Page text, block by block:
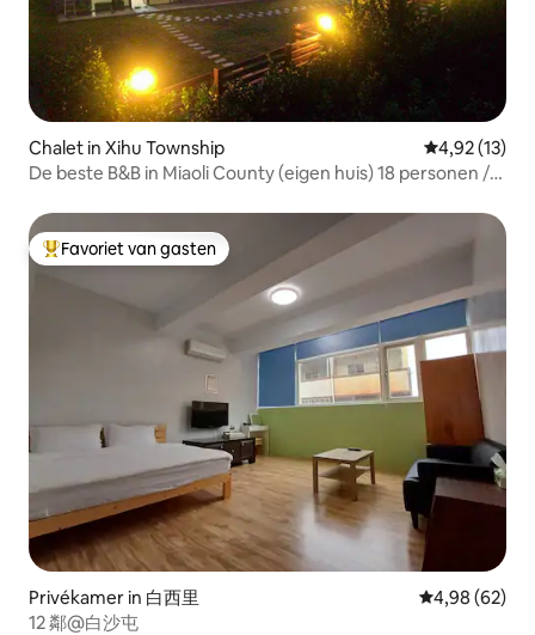
Chalet in Xihu Township Gemiddelde
4,92 (13)
De beste B&B in Miaoli County (eigen huis) 18 personen /
Topfavoriet van gasten
Favoriet van gasten
Privékamer in 白西里 Gemiddelde
4,98 (62)
12 鄰@白沙屯